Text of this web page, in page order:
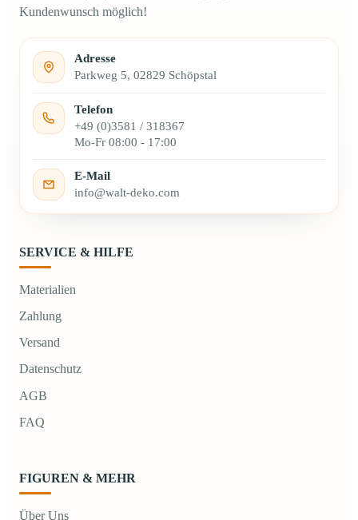
Kundenwunsch möglich!
Adresse
Parkweg 5, 02829 Schöpstal
Telefon
+49 (0)3581 / 318367
Mo-Fr 08:00 - 17:00
E-Mail
info@walt-deko.com
SERVICE & HILFE
Materialien
Zahlung
Versand
Datenschutz
AGB
FAQ
FIGUREN & MEHR
Über Uns